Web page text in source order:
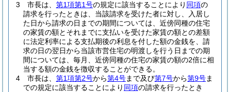
3
市長は、 第1項第1号の規定に該当することにより 同項の
請求を行ったときは、当該請求を受けた者に対し、入居し
た日から請求の日までの期間については、近傍同種の住宅
の家賃の額とそれまでに支払いを受けた家賃の額との差額
に法定利率による支払期後の利息を付した額の金銭を、請
求の日の翌日から当該市営住宅の明渡しを行う日までの期
間については、毎月、近傍同種の住宅の家賃の額の2倍に相
当する額の金銭を徴収することができる。
4
市長は、 第1項第2号から第4号まで及び第7号から第9号ま
での規定に該当することにより 同項の請求を行ったとき